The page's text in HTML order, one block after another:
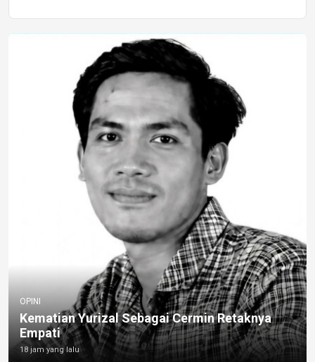
OPINI
Kematian Yurizal Sebagai Cermin Retaknya
Empati
18 jam yang lalu